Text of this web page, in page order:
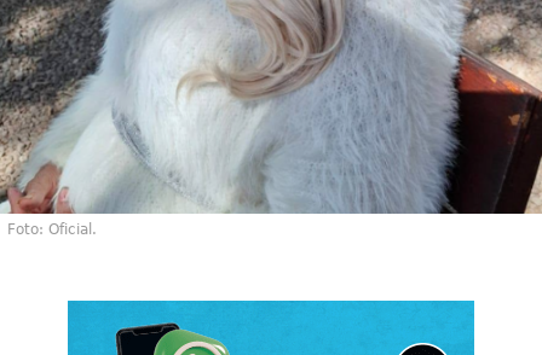
Foto: Oficial.